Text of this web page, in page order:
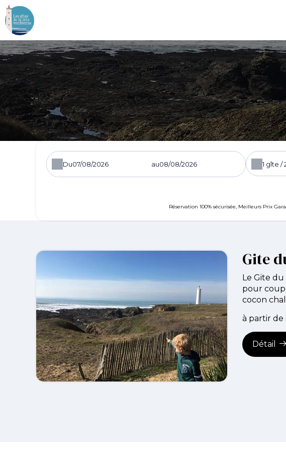
Du au 1 gîte /
Réservation 100% sécurisée, Meilleurs Prix
Gite
Le Gite du
pour
cocon
à partir de
Détail